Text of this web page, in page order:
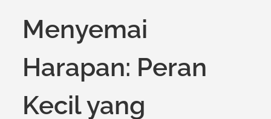
Menyemai
Harapan: Peran
Kecil yang